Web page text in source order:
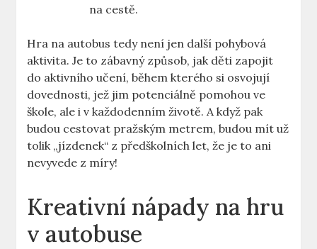
na⁢ cestě.
Hra na ⁣autobus tedy není jen další⁣ pohybová
⁤aktivita. Je‍ to ‍zábavný způsob, jak děti zapojit⁤
do aktivního učení, během kterého si osvojují
dovednosti, jež ​jim ⁣potenciálně pomohou ve
škole, ale i v každodenním životě. A když ‍pak
budou cestovat pražským metrem, budou mít už
​tolik „jízdenek“ z předškolních let, že ⁣je to ani
nevyvede z míry!
Kreativní nápady na hru
v autobuse